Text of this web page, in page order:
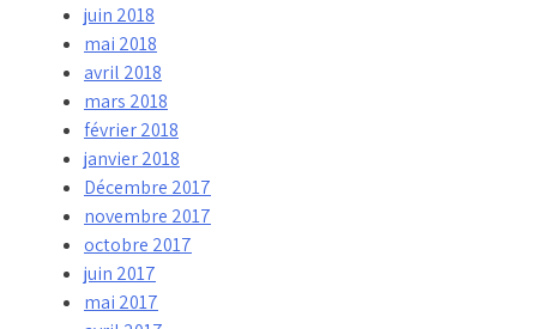
juin 2018
mai 2018
avril 2018
mars 2018
février 2018
janvier 2018
Décembre 2017
novembre 2017
octobre 2017
juin 2017
mai 2017